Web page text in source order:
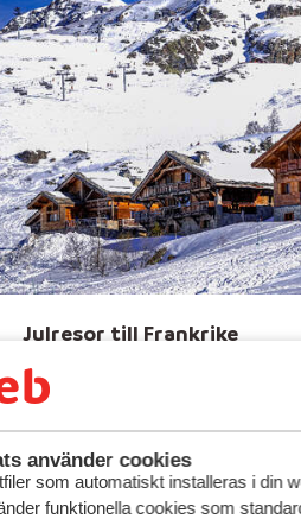
använder cookies
som automatiskt installeras i din
funktionella cookies som
Julresor till Frankrike
Hitta din